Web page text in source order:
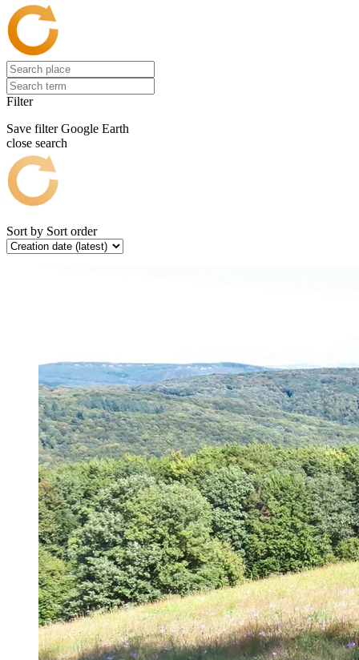
Filter
Save filter Google Earth
close search
Sort by Sort order